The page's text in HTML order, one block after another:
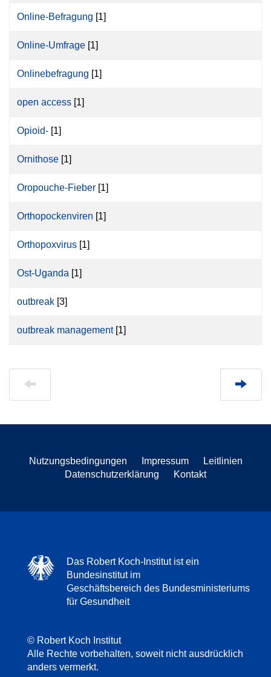
Online-Befragung [1]
Online-Umfrage [1]
Onlinebefragung [1]
open access [1]
Opioid- [1]
Ornithose [1]
Oropouche-Fieber [1]
Orthopockenviren [1]
Orthopoxvirus [1]
Ost-Uganda [1]
outbreak [3]
outbreak management[1]
Nutzungsbedingungen Impressum
Leitlinien
Datenschutzerklärung
Kontakt
Das Robert Koch-Institut ist ein
Bundesinstitut im
Geschäftsbereich des Bundesministeriums
für Gesundheit
© Robert Koch Institut
Alle Rechte vorbehalten, soweit nicht ausdrücklich
anders vermerkt.